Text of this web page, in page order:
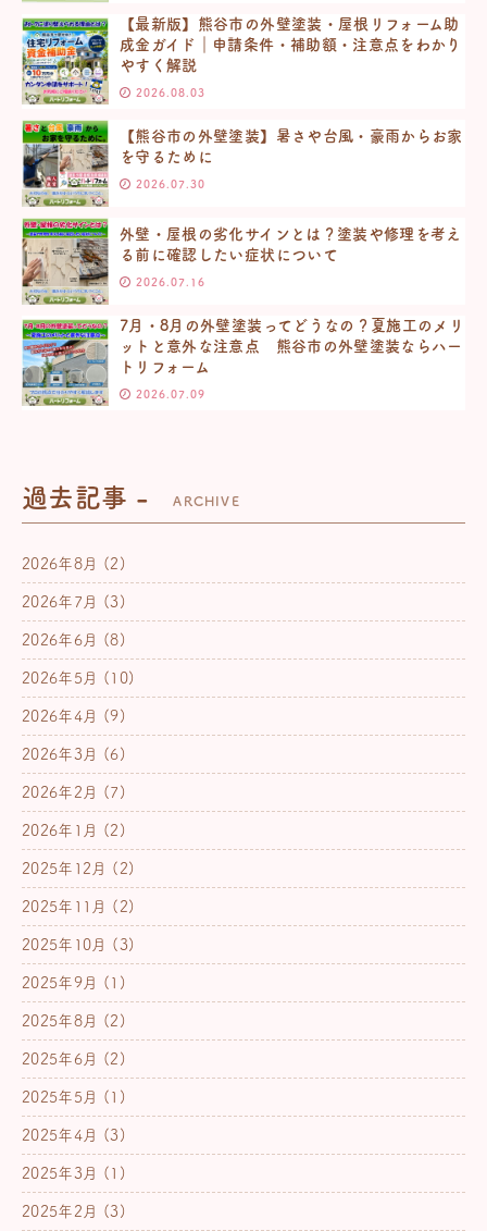
【最新版】熊谷市の外壁塗装・屋根リフォーム助
成金ガイド｜申請条件・補助額・注意点をわかり
やすく解説
2026.08.03
【熊谷市の外壁塗装】暑さや台風・豪雨からお家
を守るために
2026.07.30
外壁・屋根の劣化サインとは？塗装や修理を考え
る前に確認したい症状について
2026.07.16
7月・8月の外壁塗装ってどうなの？夏施工のメリ
ットと意外な注意点 熊谷市の外壁塗装ならハー
トリフォーム
2026.07.09
過去記事 - ARCHIVE
2026年8月 (2)
2026年7月 (3)
2026年6月 (8)
2026年5月 (10)
2026年4月 (9)
2026年3月 (6)
2026年2月 (7)
2026年1月 (2)
2025年12月 (2)
2025年11月 (2)
2025年10月 (3)
2025年9月 (1)
2025年8月 (2)
2025年6月 (2)
2025年5月 (1)
2025年4月 (3)
2025年3月 (1)
2025年2月 (3)